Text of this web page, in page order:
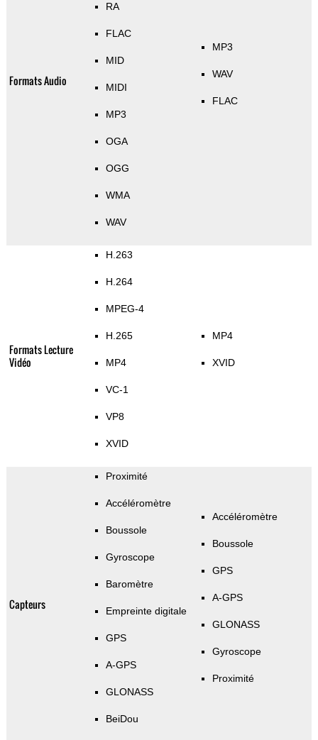
Formats Audio
RA
FLAC
MID
MIDI
MP3
OGA
OGG
WMA
WAV
MP3
WAV
FLAC
Formats Lecture
Vidéo
H.263
H.264
MPEG-4
H.265
MP4
VC-1
VP8
XVID
MP4
XVID
Capteurs
Proximité
Accéléromètre
Boussole
Gyroscope
Baromètre
Empreinte digitale
GPS
A-GPS
GLONASS
BeiDou
Accéléromètre
Boussole
GPS
A-GPS
GLONASS
Gyroscope
Proximité